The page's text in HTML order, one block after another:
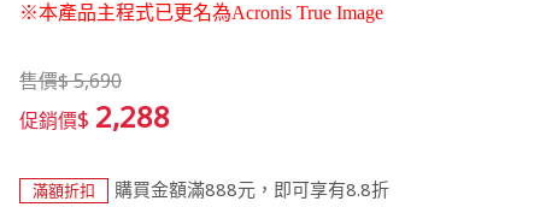
※本產品主程式已更名為Acronis True Image
售價$5,690
促銷價$ 2,288
滿額折扣 購買金額滿888元，即可享有8.8折